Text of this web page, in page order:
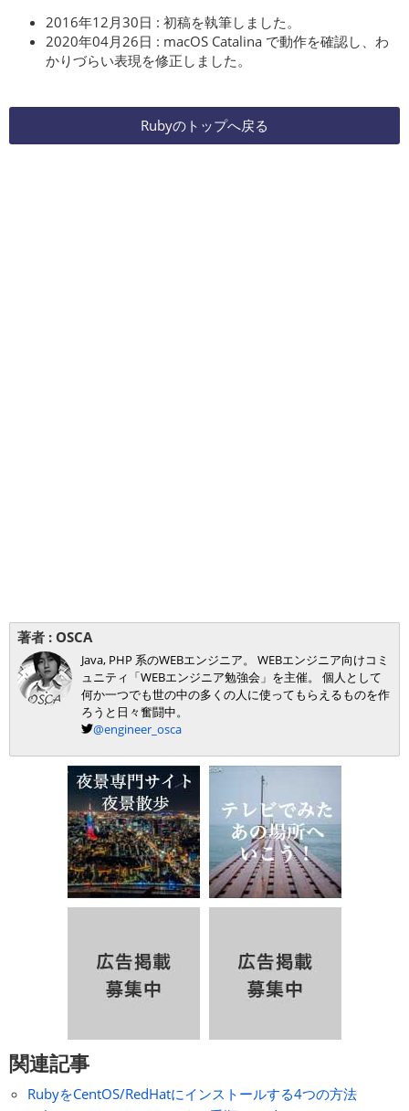
2016年12月30日 : 初稿を執筆しました。
2020年04月26日 : macOS Catalina で動作を確認し、わ
かりづらい表現を修正しました。
Rubyのトップへ戻る
著者 : OSCA
Java, PHP 系のWEBエンジニア。 WEBエンジニア向けコミ
ュニティ「WEBエンジニア勉強会」を主催。 個人として
何か一つでも世の中の多くの人に使ってもらえるものを作
ろうと日々奮闘中。
@engineer_osca
関連記事
RubyをCentOS/RedHatにインストールする4つの方法